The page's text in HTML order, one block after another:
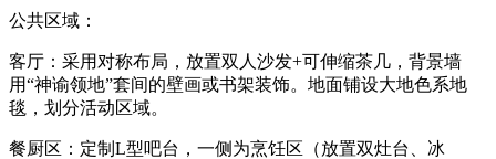
公共区域：
客厅：采用对称布局，放置双人沙发+可伸缩茶几，背景墙
用“神谕领地”套间的壁画或书架装饰。地面铺设大地色系地
毯，划分活动区域。
餐厨区：定制L型吧台，一侧为烹饪区（放置双灶台、冰